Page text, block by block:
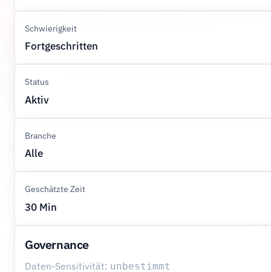
Schwierigkeit
Fortgeschritten
Status
Aktiv
Branche
Alle
Geschätzte Zeit
30 Min
Governance
Daten-Sensitivität: unbestimmt